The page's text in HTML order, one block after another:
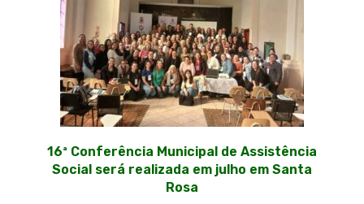
16ª Conferência Municipal de Assistência
Social será realizada em julho em Santa
Rosa